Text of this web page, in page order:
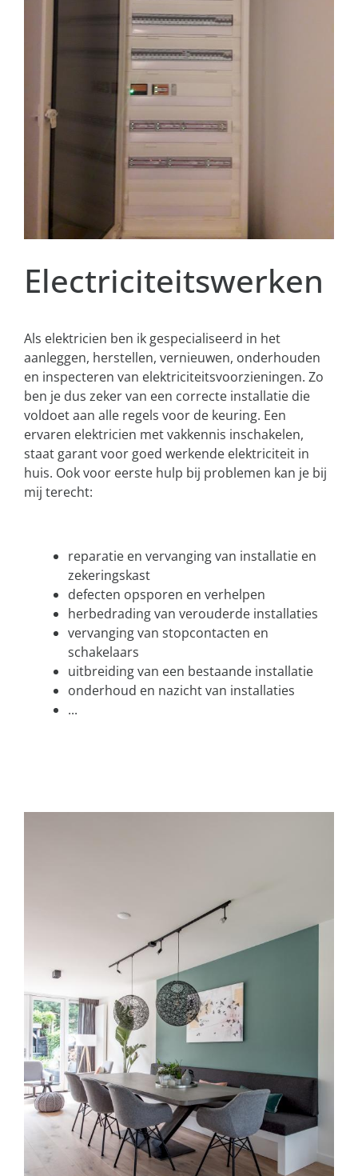
Electriciteitswerken
Als elektricien ben ik gespecialiseerd in het
aanleggen, herstellen, vernieuwen, onderhouden
en inspecteren van elektriciteitsvoorzieningen. Zo
ben je dus zeker van een correcte installatie die
voldoet aan alle regels voor de keuring. Een
ervaren elektricien met vakkennis inschakelen,
staat garant voor goed werkende elektriciteit in
huis. Ook voor eerste hulp bij problemen kan je bij
mij terecht:
reparatie en vervanging van installatie en
zekeringskast
defecten opsporen en verhelpen
herbedrading van verouderde installaties
vervanging van stopcontacten en
schakelaars
uitbreiding van een bestaande installatie
onderhoud en nazicht van installaties
...